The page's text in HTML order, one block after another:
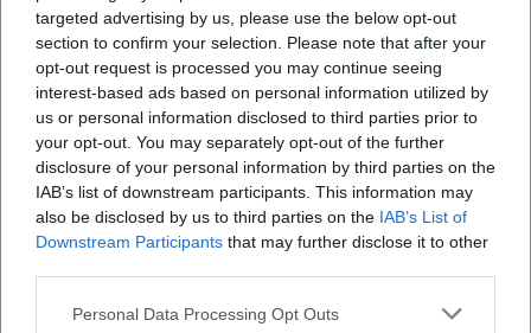
targeted advertising by us, please use the below opt-out
section to confirm your selection. Please note that after your
opt-out request is processed you may continue seeing
interest-based ads based on personal information utilized by
us or personal information disclosed to third parties prior to
your opt-out. You may separately opt-out of the further
disclosure of your personal information by third parties on the
IAB’s list of downstream participants. This information may
also be disclosed by us to third parties on the IAB’s List of
Downstream Participants that may further disclose it to other
Personal Data Processing Opt Outs
Spannungsbögen, Cliffhangern und humorvollen Breaks;
das erzeugt jenen „Bühnen-Sound“, der seine Lesungen
trägt.
Technisch auffällig ist der Umgang mit
Perspektivwechseln und die Ökonomie der Szenen.
Seltmann setzt auf präzise Einsätze statt auf epische Breite;
jedes Kapitel funktioniert wie ein Track mit Intro, Hauptteil
und Coda. Figuren sprechen in einer klaren,
kinderfreundlichen Tonlage, ohne die Komplexität der
wichtig für das gemeinsame Lesen in Familie und Schule.